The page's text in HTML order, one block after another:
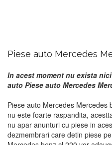
Piese auto Mercedes
In acest moment nu exista
auto Piese auto Mercedes
Piese auto Mercedes Mercedes
nu este foarte raspandita,
nu apar anunturi cu piese in
dezmembrari care detin piese